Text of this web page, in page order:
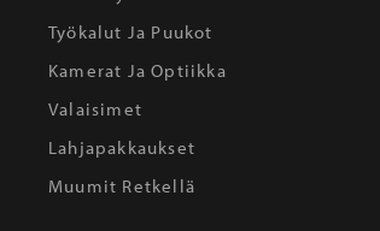
Työkalut Ja Puukot
Kamerat Ja Optiikka
Valaisimet
Lahjapakkaukset
Muumit Retkellä